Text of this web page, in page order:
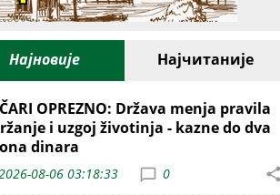
Најновије Најчитаније
OPREZNO: Država menja pravila
i uzgoj životinja - kazne do dva
dinara
08-06 03:18:33 0